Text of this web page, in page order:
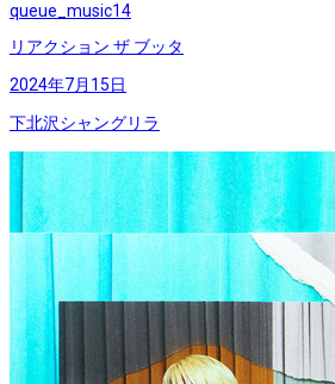
queue_music14
リアクション ザ ブッタ
2024年7月15日
下北沢シャングリラ